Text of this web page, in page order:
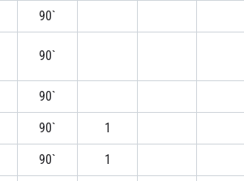
90`
90`
90`
90` 1
90` 1